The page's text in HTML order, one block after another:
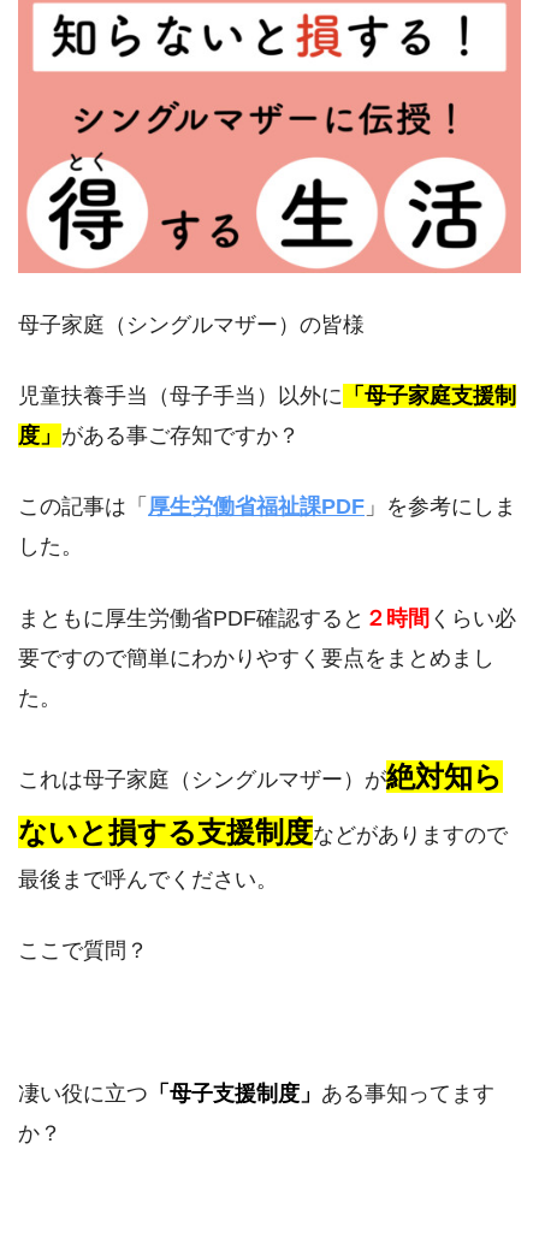
母子家庭（シングルマザー）の皆様
児童扶養手当（母子手当）以外に 「母子家庭支援制
度」 がある事ご存知ですか？
この記事は「 厚生労働省福祉課PDF 」を参考にしま
した。
まともに厚生労働省PDF確認すると ２時間 くらい必
要ですので簡単にわかりやすく要点をまとめまし
た。
これは母子家庭（シングルマザー）が絶対知ら
ないと損する支援制度などがありますので
最後まで呼んでください。
ここで質問？
凄い役に立つ 「母子支援制度」 ある事知ってます
か？